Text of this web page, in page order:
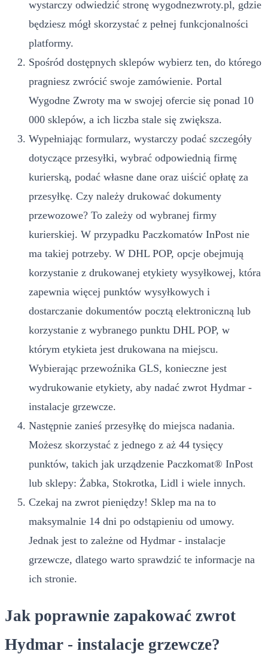
wystarczy odwiedzić stronę wygodnezwroty.pl, gdzie
będziesz mógł skorzystać z pełnej funkcjonalności
platformy.
Spośród dostępnych sklepów wybierz ten, do którego
pragniesz zwrócić swoje zamówienie. Portal
Wygodne Zwroty ma w swojej ofercie się ponad 10
000 sklepów, a ich liczba stale się zwiększa.
Wypełniając formularz, wystarczy podać szczegóły
dotyczące przesyłki, wybrać odpowiednią firmę
kurierską, podać własne dane oraz uiścić opłatę za
przesyłkę. Czy należy drukować dokumenty
przewozowe? To zależy od wybranej firmy
kurierskiej. W przypadku Paczkomatów InPost nie
ma takiej potrzeby. W DHL POP, opcje obejmują
korzystanie z drukowanej etykiety wysyłkowej, która
zapewnia więcej punktów wysyłkowych i
dostarczanie dokumentów pocztą elektroniczną lub
korzystanie z wybranego punktu DHL POP, w
którym etykieta jest drukowana na miejscu.
Wybierając przewoźnika GLS, konieczne jest
wydrukowanie etykiety, aby nadać zwrot Hydmar -
instalacje grzewcze.
Następnie zanieś przesyłkę do miejsca nadania.
Możesz skorzystać z jednego z aż 44 tysięcy
punktów, takich jak urządzenie Paczkomat® InPost
lub sklepy: Żabka, Stokrotka, Lidl i wiele innych.
Czekaj na zwrot pieniędzy! Sklep ma na to
maksymalnie 14 dni po odstąpieniu od umowy.
Jednak jest to zależne od Hydmar - instalacje
grzewcze, dlatego warto sprawdzić te informacje na
ich stronie.
Jak poprawnie zapakować zwrot
Hydmar - instalacje grzewcze?